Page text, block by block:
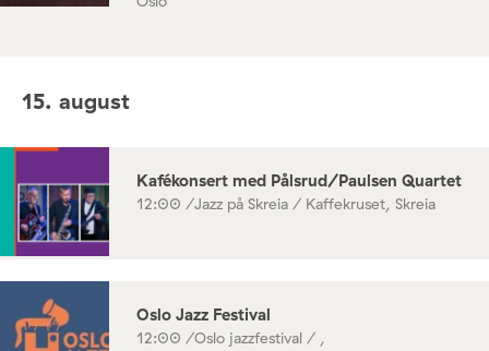
15. august
Kafékonsert med Pålsrud/Paulsen Quartet
12:00 /Jazz på Skreia / Kaffekruset, Skreia
Oslo Jazz Festival
12:00 /Oslo jazzfestival / ,